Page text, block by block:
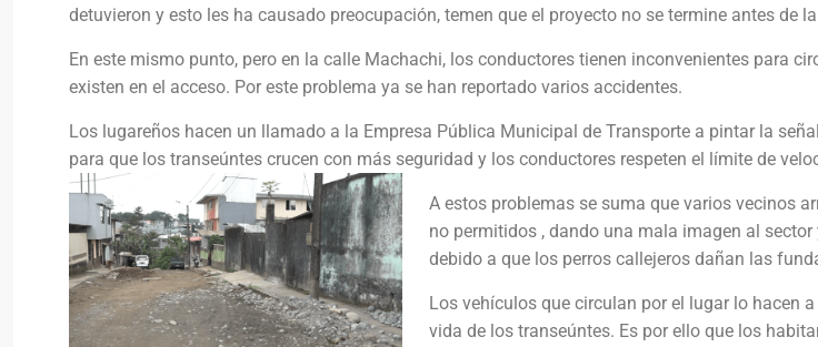
detuvieron y esto les ha causado preocupación, temen que el proyecto no se termine antes de
En este mismo punto, pero en la calle Machachi, los conductores tienen inconvenientes para
existen en el acceso. Por este problema ya se han reportado varios accidentes.
Los lugareños hacen un llamado a la Empresa Pública Municipal de Transporte a pintar la
para que los transeúntes crucen con más seguridad y los conductores respeten el límite de
A estos problemas se suma que varios vecinos
no permitidos , dando una mala imagen al
debido a que los perros callejeros dañan las
Los vehículos que circulan por el lugar lo hacen
vida de los transeúntes. Es por ello que los